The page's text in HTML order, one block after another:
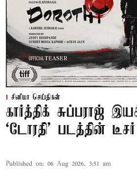
சினிமா செய்திகள்
கார்த்திக் சுப்பராஜ்
`டோரதி' படத்தின்
Published on: 06 Aug 2026, 3:51 am